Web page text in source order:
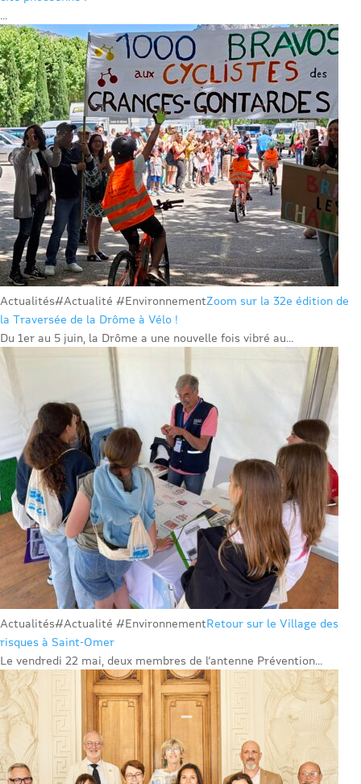
...
Actualités#Actualité #EnvironnementZoom sur la 32e édition de
la Traversée de la Drôme à Vélo !
Du 1er au 5 juin, la Drôme a une nouvelle fois vibré au...
Actualités#Actualité #EnvironnementRetour sur le Village des
risques à Saint-Omer
Le vendredi 22 mai, deux membres de l’antenne Prévention...